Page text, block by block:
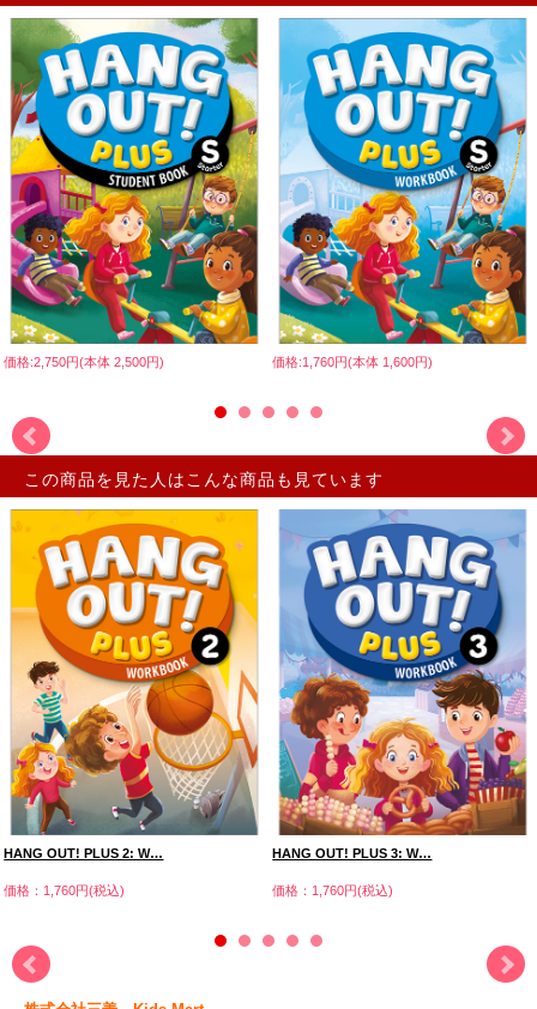
価格:2,750円(本体 2,500円) 価格:1,760円(本体 1,600円)
この商品を見た人はこんな商品も見ています
HANG OUT! PLUS 2: W…
価格：1,760円(税込)
HANG OUT! PLUS 3: W…
価格：1,760円(税込)